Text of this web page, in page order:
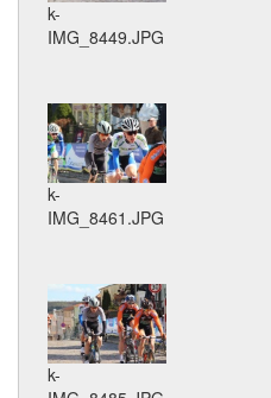
k-
IMG_8449.JPG
k-
IMG_8461.JPG
k-